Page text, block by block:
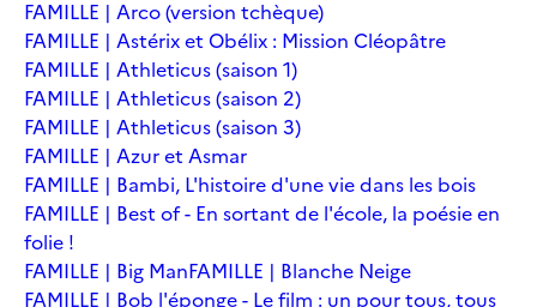
FAMILLE | Arco (version tchèque)
FAMILLE | Astérix et Obélix : Mission Cléopâtre
FAMILLE | Athleticus (saison 1)
FAMILLE | Athleticus (saison 2)
FAMILLE | Athleticus (saison 3)
FAMILLE | Azur et Asmar
FAMILLE | Bambi, L'histoire d'une vie dans les bois
FAMILLE | Best of - En sortant de l'école, la poésie en
folie !
FAMILLE | Big ManFAMILLE | Blanche Neige
FAMILLE | Bob l'éponge - Le film : un pour tous, tous